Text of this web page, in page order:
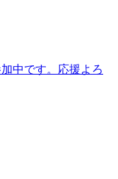
中です。 応援よろ